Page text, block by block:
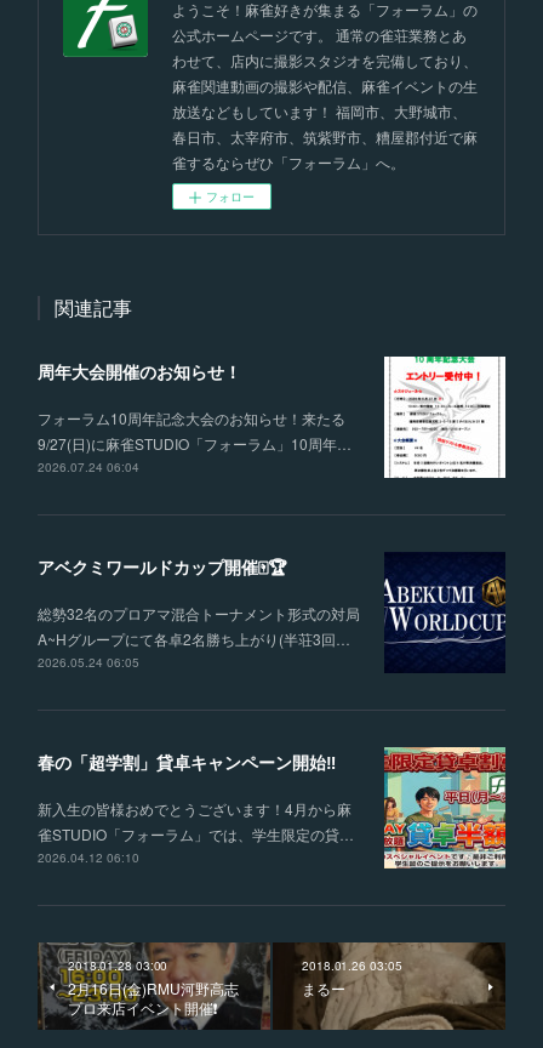
ようこそ！麻雀好きが集まる「フォーラム」の
公式ホームページです。 通常の雀荘業務とあ
わせて、店内に撮影スタジオを完備しており、
麻雀関連動画の撮影や配信、麻雀イベントの生
放送などもしています！ 福岡市、大野城市、
春日市、太宰府市、筑紫野市、糟屋郡付近で麻
雀するならぜひ「フォーラム」へ。
フォロー
関連記事
周年大会開催のお知らせ！
フォーラム10周年記念大会のお知らせ！来たる
9/27(日)に麻雀STUDIO「フォーラム」10周年…
2026.07.24 06:04
アベクミワールドカップ開催🀄🏆
総勢32名のプロアマ混合トーナメント形式の対局
A~Hグループにて各卓2名勝ち上がり(半荘3回…
2026.05.24 06:05
春の「超学割」貸卓キャンペーン開始‼
新入生の皆様おめでとうございます！4月から麻
雀STUDIO「フォーラム」では、学生限定の貸…
2026.04.12 06:10
2018.01.28 03:00
2月16日(金)RMU河野高志
プロ来店イベント開催❗️
2018.01.26 03:05
まるー